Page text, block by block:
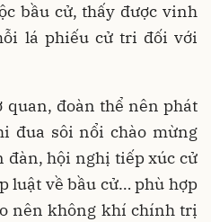
bầu cử, thấy được vinh
lá phiếu cử tri đối với
quan, đoàn thể nên phát
đua sôi nổi chào mừng
đàn, hội nghị tiếp xúc cử
luật về bầu cử… phù hợp
nên không khí chính trị